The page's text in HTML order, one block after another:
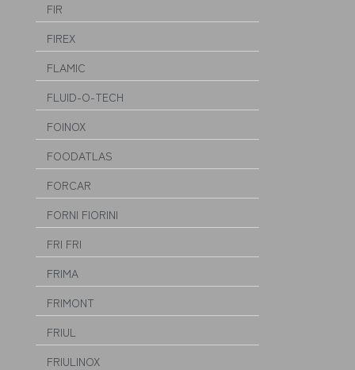
FIR
FIREX
FLAMIC
FLUID-O-TECH
FOINOX
FOODATLAS
FORCAR
FORNI FIORINI
FRI FRI
FRIMA
FRIMONT
FRIUL
FRIULINOX